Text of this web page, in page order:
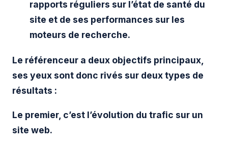
rapports réguliers sur l’état de santé du
site et de ses performances sur les
moteurs de recherche.
Le référenceur a deux objectifs principaux,
ses yeux sont donc rivés sur deux types de
résultats :
Le premier, c’est l’évolution du trafic sur un
site web.